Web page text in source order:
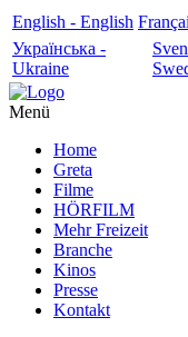
English - English
Українська -
Ukraine
Menü
Home
Greta
Filme
HÖRFILM
Mehr Freizeit
Branche
Kinos
Presse
Kontakt